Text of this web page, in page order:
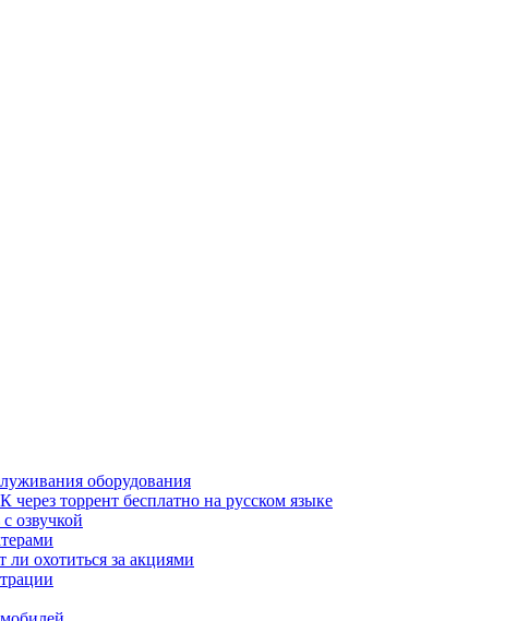
оборудования
через торрент бесплатно на русском языке
озвучкой
охотиться за акциями